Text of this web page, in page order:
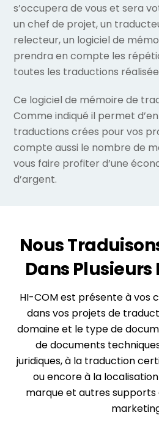
s’occupera de vous et sera
un chef de projet, un
relecteur, un logiciel de
prendra en compte les
toutes les traductions
Ce logiciel de mémoire de
Comme indiqué il permet
traductions crées pour vos
compte aussi le nombre de
vous faire profiter d’une
d’argent.
Nous
Dans
HI-COM est présente à vos
dans vos projets de
domaine et le type de
de documents
juridiques, à la traduction
ou encore à la
marque et autres